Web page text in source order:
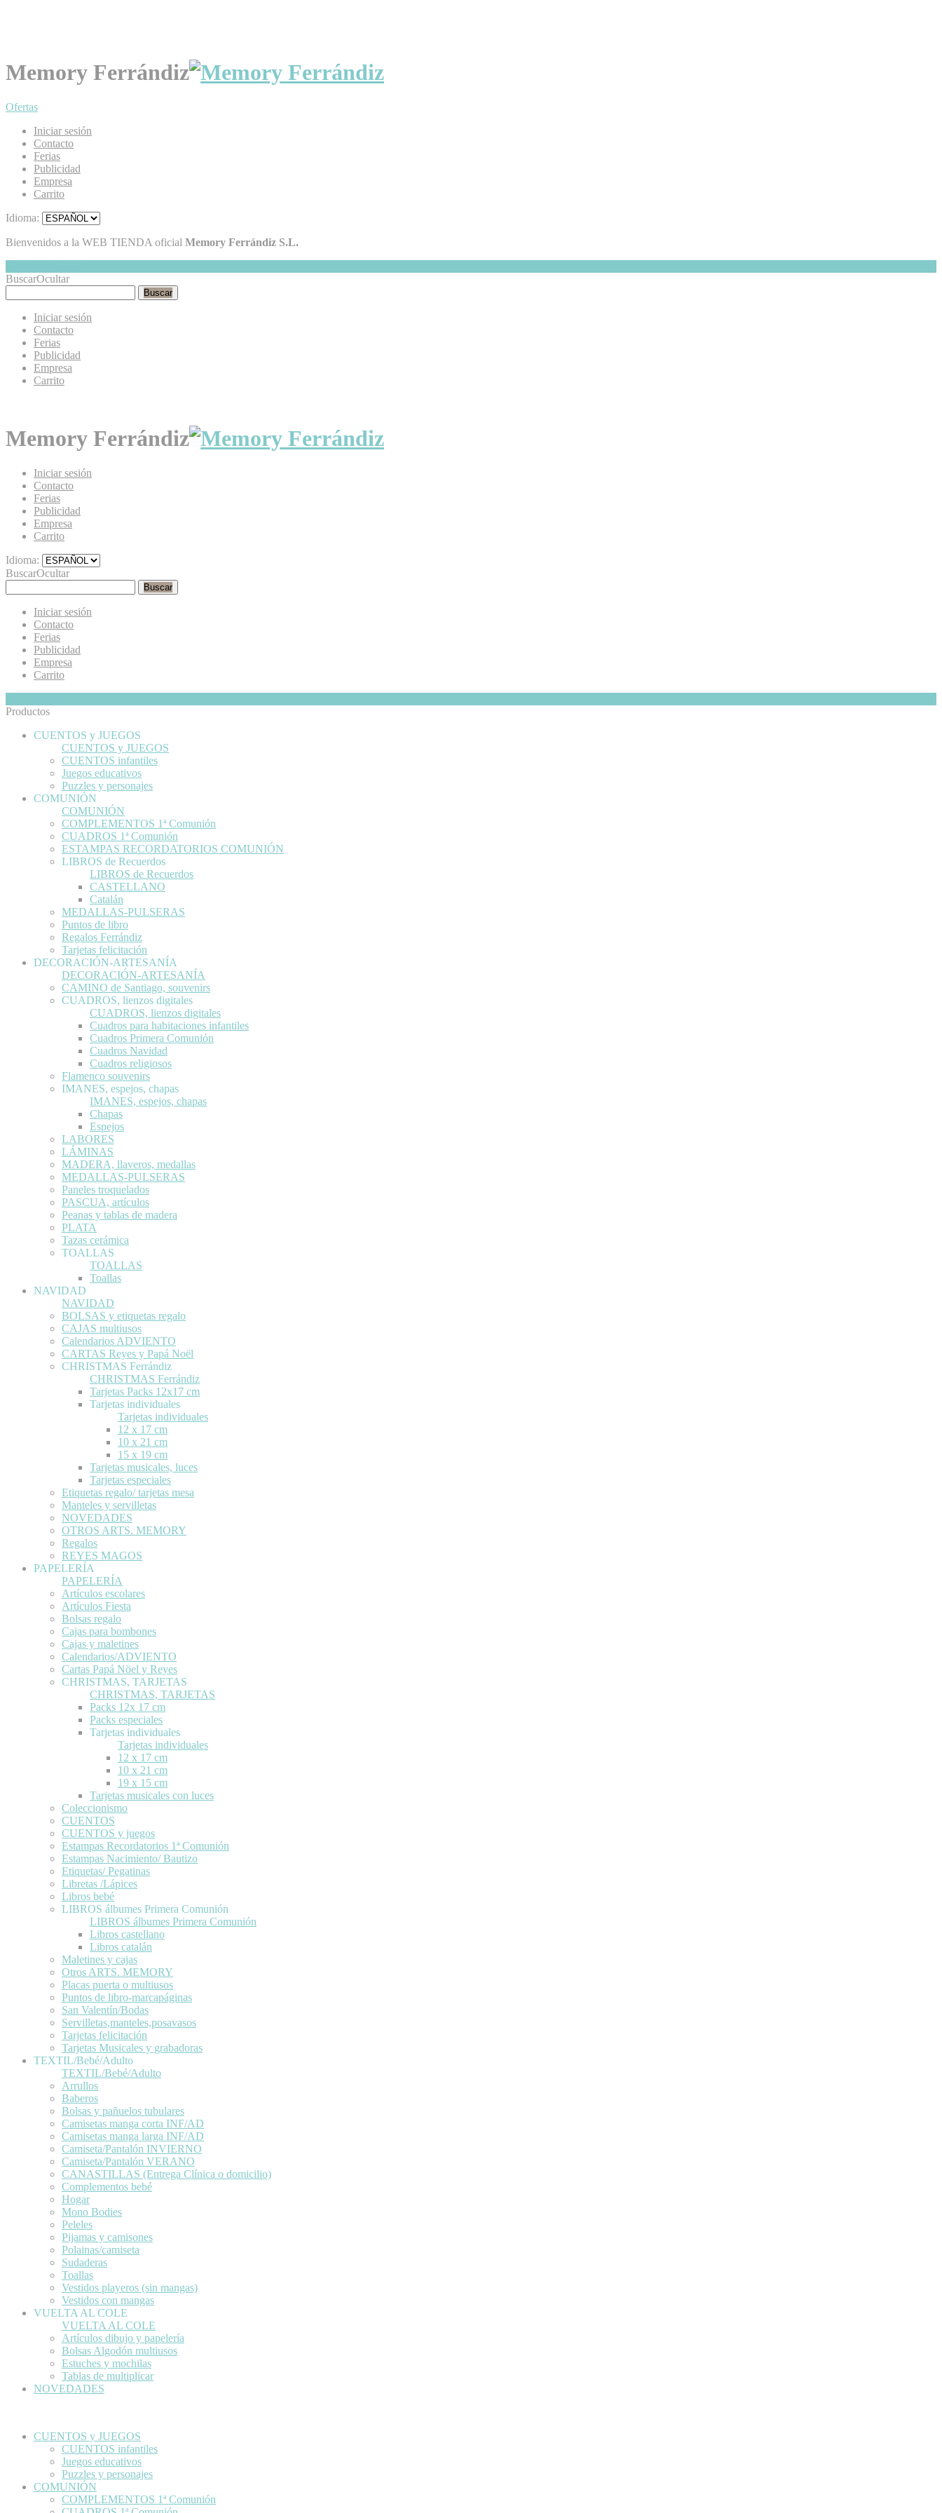
Memory Ferrándiz
Ofertas
Iniciar sesión
Contacto
Ferias
Publicidad
Empresa
Carrito
Idioma:
Bienvenidos a la WEB TIENDA oficial Memory Ferrándiz S.L.
BuscarOcultar
Buscar
Iniciar sesión
Contacto
Ferias
Publicidad
Empresa
Carrito
Memory Ferrándiz
Iniciar sesión
Contacto
Ferias
Publicidad
Empresa
Carrito
Idioma:
BuscarOcultar
Buscar
Iniciar sesión
Contacto
Ferias
Publicidad
Empresa
Carrito
Productos
CUENTOS y JUEGOS
CUENTOS y JUEGOS
CUENTOS infantiles
Juegos educativos
Puzzles y personajes
COMUNIÓN
COMUNIÓN
COMPLEMENTOS 1ª Comunión
CUADROS 1ª Comunión
ESTAMPAS RECORDATORIOS COMUNIÓN
LIBROS de Recuerdos
LIBROS de Recuerdos
CASTELLANO
Catalán
MEDALLAS-PULSERAS
Puntos de libro
Regalos Ferrándiz
Tarjetas felicitación
DECORACIÓN-ARTESANÍA
DECORACIÓN-ARTESANÍA
CAMINO de Santiago, souvenirs
CUADROS, lienzos digitales
CUADROS, lienzos digitales
Cuadros para habitaciones infantiles
Cuadros Primera Comunión
Cuadros Navidad
Cuadros religiosos
Flamenco souvenirs
IMANES, espejos, chapas
IMANES, espejos, chapas
Chapas
Espejos
LABORES
LÁMINAS
MADERA, llaveros, medallas
MEDALLAS-PULSERAS
Paneles troquelados
PASCUA, artículos
Peanas y tablas de madera
PLATA
Tazas cerámica
TOALLAS
TOALLAS
Toallas
NAVIDAD
NAVIDAD
BOLSAS y etiquetas regalo
CAJAS multiusos
Calendarios ADVIENTO
CARTAS Reyes y Papá Noël
CHRISTMAS Ferrándiz
CHRISTMAS Ferrándiz
Tarjetas Packs 12x17 cm
Tarjetas individuales
Tarjetas individuales
12 x 17 cm
10 x 21 cm
15 x 19 cm
Tarjetas musicales, luces
Tarjetas especiales
Etiquetas regalo/ tarjetas mesa
Manteles y servilletas
NOVEDADES
OTROS ARTS. MEMORY
Regalos
REYES MAGOS
PAPELERÍA
PAPELERÍA
Artículos escolares
Artículos Fiesta
Bolsas regalo
Cajas para bombones
Cajas y maletines
Calendarios/ADVIENTO
Cartas Papá Nöel y Reyes
CHRISTMAS, TARJETAS
CHRISTMAS, TARJETAS
Packs 12x 17 cm
Packs especiales
Tarjetas individuales
Tarjetas individuales
12 x 17 cm
10 x 21 cm
19 x 15 cm
Tarjetas musicales con luces
Coleccionismo
CUENTOS
CUENTOS y juegos
Estampas Recordatorios 1ª Comunión
Estampas Nacimiento/ Bautizo
Etiquetas/ Pegatinas
Libretas /Lápices
Libros bebé
LIBROS álbumes Primera Comunión
LIBROS álbumes Primera Comunión
Libros castellano
Libros catalán
Maletines y cajas
Otros ARTS. MEMORY
Placas puerta o multiusos
Puntos de libro-marcapáginas
San Valentín/Bodas
Servilletas,manteles,posavasos
Tarjetas felicitación
Tarjetas Musicales y grabadoras
TEXTIL/Bebé/Adulto
TEXTIL/Bebé/Adulto
Arrullos
Baberos
Bolsas y pañuelos tubulares
Camisetas manga corta INF/AD
Camisetas manga larga INF/AD
Camiseta/Pantalón INVIERNO
Camiseta/Pantalón VERANO
CANASTILLAS (Entrega Clínica o domicilio)
Complementos bebé
Hogar
Mono Bodies
Peleles
Pijamas y camisones
Polainas/camiseta
Sudaderas
Toallas
Vestidos playeros (sin mangas)
Vestidos con mangas
VUELTA AL COLE
VUELTA AL COLE
Artículos dibujo y papelería
Bolsas Algodón multiusos
Estuches y mochilas
Tablas de multiplicar
NOVEDADES
CUENTOS y JUEGOS
CUENTOS infantiles
Juegos educativos
Puzzles y personajes
COMUNIÓN
COMPLEMENTOS 1ª Comunión